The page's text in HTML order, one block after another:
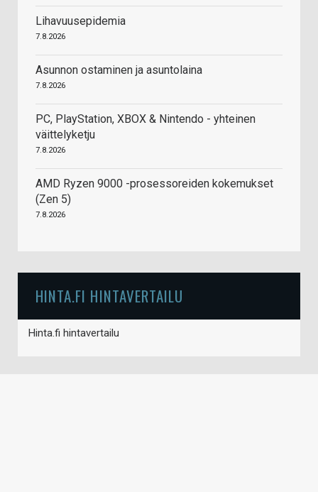
Lihavuusepidemia
7.8.2026
Asunnon ostaminen ja asuntolaina
7.8.2026
PC, PlayStation, XBOX & Nintendo - yhteinen
väittelyketju
7.8.2026
AMD Ryzen 9000 -prosessoreiden kokemukset
(Zen 5)
7.8.2026
HINTA.FI HINTAVERTAILU
Hinta.fi hintavertailu